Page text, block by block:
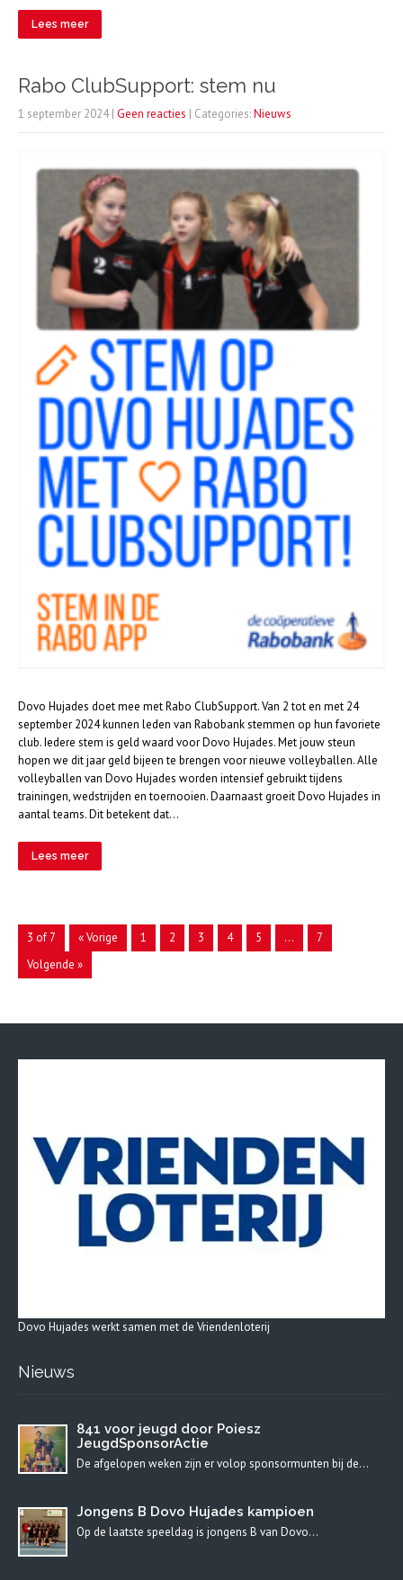
Lees meer
Rabo ClubSupport: stem nu
1 september 2024 | Geen reacties | Categories:Nieuws
Dovo Hujades doet mee met Rabo ClubSupport. Van 2 tot en met 24
september 2024 kunnen leden van Rabobank stemmen op hun favoriete
club. Iedere stem is geld waard voor Dovo Hujades. Met jouw steun
hopen we dit jaar geld bijeen te brengen voor nieuwe volleyballen. Alle
volleyballen van Dovo Hujades worden intensief gebruikt tijdens
trainingen, wedstrijden en toernooien. Daarnaast groeit Dovo Hujades in
aantal teams. Dit betekent dat…
Lees meer
3 of 7 « Vorige 1 2 3 4 5 …
7
Volgende »
Dovo Hujades werkt samen met de Vriendenloterij
Nieuws
841 voor jeugd door Poiesz
JeugdSponsorActie
De afgelopen weken zijn er volop sponsormunten bij de…
Jongens B Dovo Hujades kampioen
Op de laatste speeldag is jongens B van Dovo…